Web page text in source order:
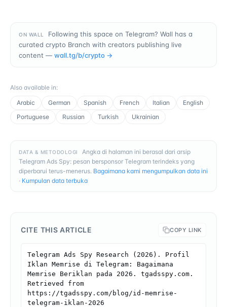
ON WALL
Following this space on Telegram? Wall has a
curated crypto Branch with creators publishing live
content — wall.tg/b/crypto →
Also available in:
Arabic
German Spanish French Italian
English
Portuguese
Russian Turkish Ukrainian
DATA & METODOLOGI
Angka di halaman ini berasal dari arsip
Telegram Ads Spy: pesan bersponsor Telegram terindeks yang
diperbarui terus-menerus. Bagaimana kami mengumpulkan data ini
· Kumpulan data terbuka
CITE THIS ARTICLE COPY LINK
Telegram Ads Spy Research (2026). Profil
Iklan Memrise di Telegram: Bagaimana
Memrise Beriklan pada 2026. tgadsspy.com.
Retrieved from
https://tgadsspy.com/blog/id-memrise-
telegram-iklan-2026